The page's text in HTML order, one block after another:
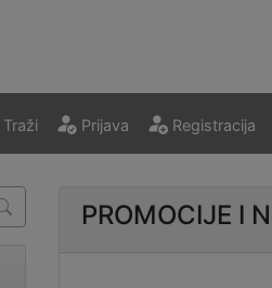
Traži Prijava Registracija
PROMOCIJE I